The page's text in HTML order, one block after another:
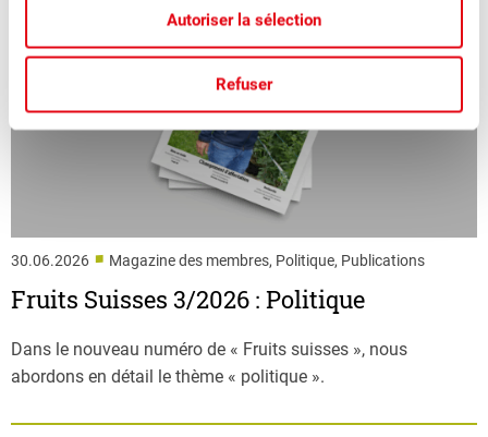
Autoriser la sélection
Refuser
30.06.2026 ■ Magazine des membres, Politique, Publications
Fruits Suisses 3/2026 : Politique
Dans le nouveau numéro de « Fruits suisses », nous
abordons en détail le thème « politique ».